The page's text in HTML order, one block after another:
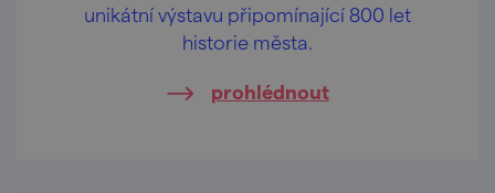
unikátní výstavu připomínající 800 let
historie města.
prohlédnout